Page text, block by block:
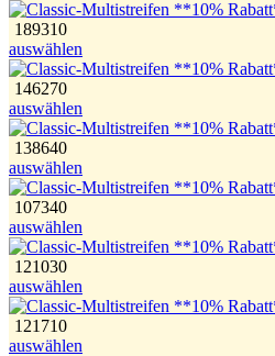
189310
auswählen
146270
auswählen
138640
auswählen
107340
auswählen
121030
auswählen
121710
auswählen